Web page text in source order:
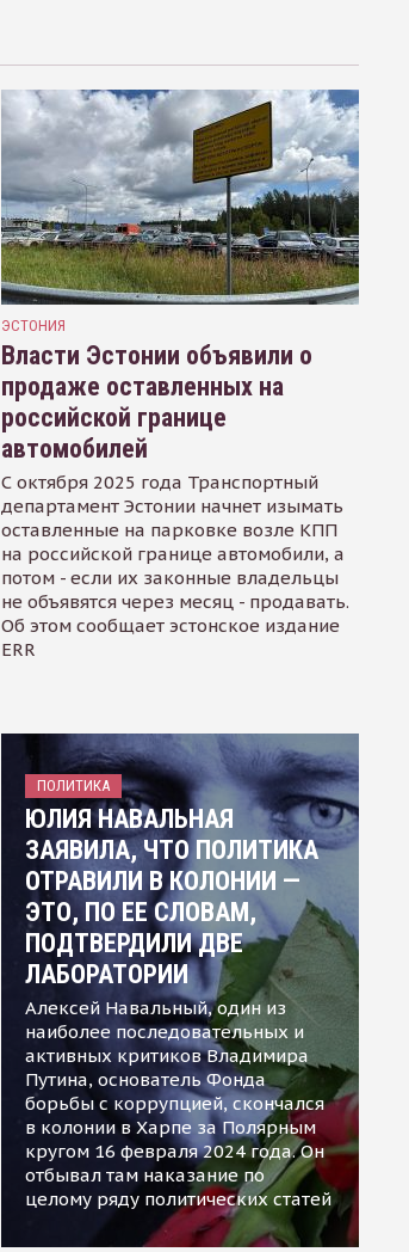
ЭСТОНИЯ
Власти Эстонии объявили о
продаже оставленных на
российской границе
автомобилей
С октября 2025 года Транспортный
департамент Эстонии начнет изымать
оставленные на парковке возле КПП
на российской границе автомобили, а
потом - если их законные владельцы
не объявятся через месяц - продавать.
Об этом сообщает эстонское издание
ERR
ПОЛИТИКА
ЮЛИЯ НАВАЛЬНАЯ
ЗАЯВИЛА, ЧТО ПОЛИТИКА
ОТРАВИЛИ В КОЛОНИИ —
ЭТО, ПО ЕЕ СЛОВАМ,
ПОДТВЕРДИЛИ ДВЕ
ЛАБОРАТОРИИ
Алексей Навальный, один из
наиболее последовательных и
активных критиков Владимира
Путина, основатель Фонда
борьбы с коррупцией, скончался
в колонии в Харпе за Полярным
кругом 16 февраля 2024 года. Он
отбывал там наказание по
целому ряду политических статей